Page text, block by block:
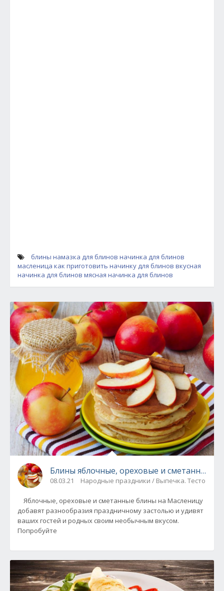
блины намазка для блинов начинка для блинов
масленица как приготовить начинку для блинов вкусная
начинка для блинов мясная начинка для блинов
Блины яблочные, ореховые и сметанные -
08.03.21 Народные праздники / Выпечка. Тесто
добавят разнообразия праздничному застолью и удивят
ваших гостей и родных своим необычным вкусом.
Попробуйте